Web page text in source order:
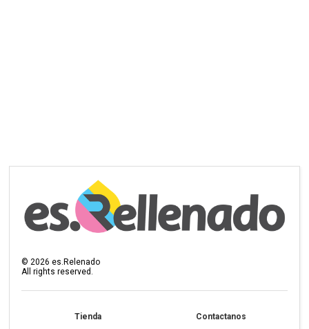
©2026 es.Relenado
All rights reserved.
Tienda Contactanos